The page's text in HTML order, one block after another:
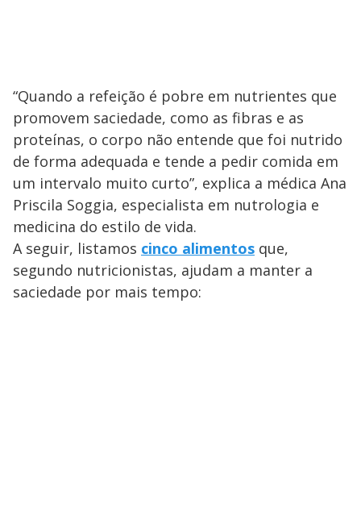
“Quando a refeição é pobre em nutrientes que
promovem saciedade, como as fibras e as
proteínas, o corpo não entende que foi nutrido
de forma adequada e tende a pedir comida em
um intervalo muito curto”, explica a médica Ana
Priscila Soggia, especialista em nutrologia e
medicina do estilo de vida.
A seguir, listamos cinco alimentos que,
segundo nutricionistas, ajudam a manter a
saciedade por mais tempo: